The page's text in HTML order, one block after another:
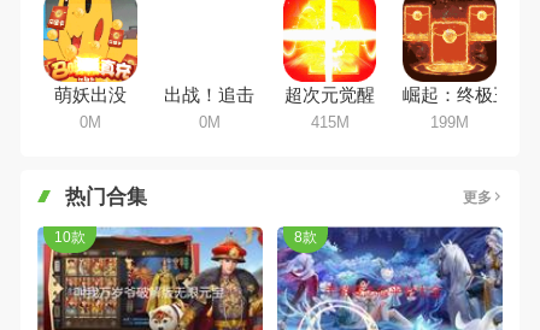
萌妖出没
0M
出战！追击！
0M
超次元觉醒
415M
崛起：终极王者
199M
热门合集 更多
10款 8款